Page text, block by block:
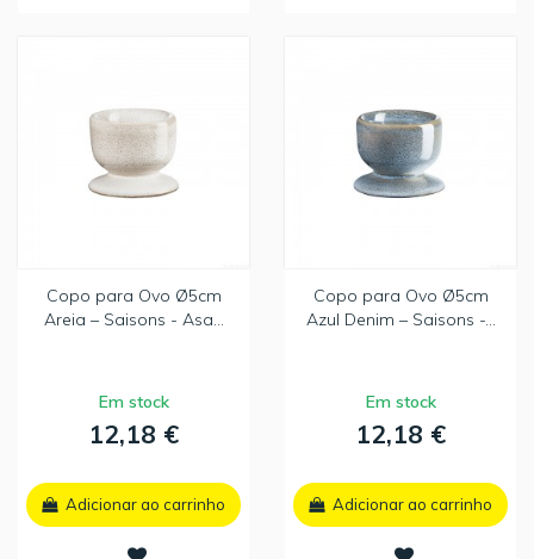
Copo para Ovo Ø5cm
Areia – Saisons - Asa...
Em stock
12,18 €
Adicionar ao carrinho
Copo para Ovo Ø5cm
Azul Denim – Saisons -...
Em stock
12,18 €
Adicionar ao carrinho